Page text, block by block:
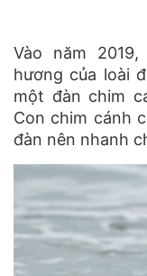
Vào năm
hương của loài
một đàn chim
Con chim cánh
đàn nên nhanh